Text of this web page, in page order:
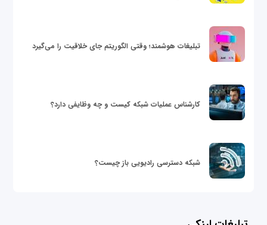
تبلیغات هوشمند؛ وقتی الگوریتم جای خلاقیت را می‌گیرد
کارشناس عملیات شبکه کیست و چه وظایفی دارد؟
شبکه دسترسی رادیویی باز چیست؟